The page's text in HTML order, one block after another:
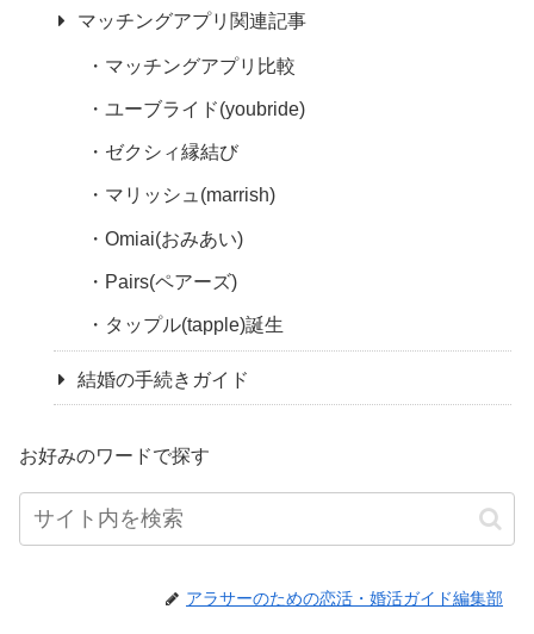
マッチングアプリ関連記事
マッチングアプリ比較
ユーブライド(youbride)
ゼクシィ縁結び
マリッシュ(marrish)
Omiai(おみあい)
Pairs(ペアーズ)
タップル(tapple)誕生
結婚の手続きガイド
お好みのワードで探す
アラサーのための恋活・婚活ガイド編集部